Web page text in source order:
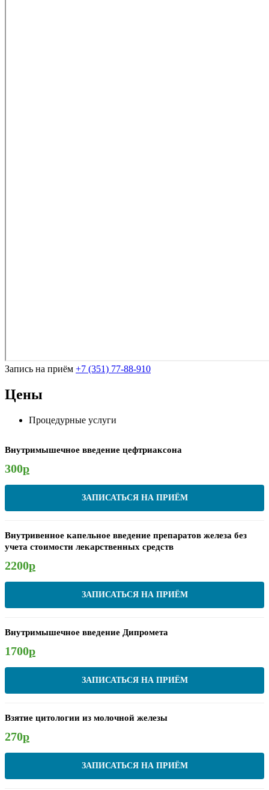
Запись на приём +7 (351) 77-88-910
Цены
Процедурные услуги
Внутримышечное введение цефтриаксона
300р
ЗАПИСАТЬСЯ НА ПРИЁМ
Внутривенное капельное введение препаратов железа без
учета стоимости лекарственных средств
2200р
ЗАПИСАТЬСЯ НА ПРИЁМ
Внутримышечное введение Дипромета
1700р
ЗАПИСАТЬСЯ НА ПРИЁМ
Взятие цитологии из молочной железы
270р
ЗАПИСАТЬСЯ НА ПРИЁМ